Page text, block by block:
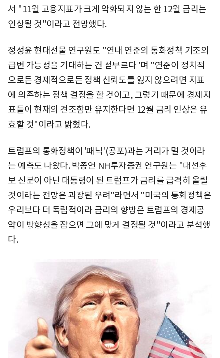
서 "11월 고용지표가 크게 악화되지 않는 한 12월 금리는
인상될 것"이라고 전망했다.
정성윤 현대선물 연구원도 "연내 연준의 통화정책 기조의
급변 가능성을 기대하는 건 섣부르다"며 "연준이 정치적
으로든 경제적으로든 정책 신뢰도를 잃지 않으려면 지표
에 의존하는 정책 결정을 할 것이고, 그렇기 때문에 경제지
표들이 현재의 견조함만 유지한다면 12월 금리 인상은 유
효할 것"이라고 밝혔다.
트럼프의 통화정책이 '패닉'(공포)과는 거리가 멀 것이라
는 예측도 나왔다. 박종연 NH투자증권 연구원는 "대선후
보 신분이 아닌 대통령이 된 트럼프가 금리를 급격히 올릴
것이라는 전망은 과장된 우려"라면서 "미국의 통화정책은
우리보다 더 독립적이라 금리의 향방은 트럼프의 경제공
약이 방향성을 잡으면 그에 맞게 결정될 것"이라고 분석했
다.